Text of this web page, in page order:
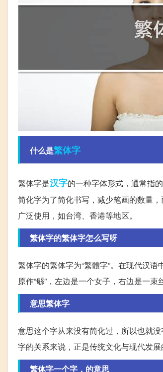
什么是繁体字
繁体字是汉字的一种字体形式，通常指
简化字为了简化书写，减少笔画的数量
广泛使用，如台湾、香港等地区。
繁体字的繁体字怎么写呀
繁体字的繁体字为“繁體字”。在现代汉
原作“緐”，左边是一个女子，右边是一
意思繁体字
意思这个字从来没有简化过，所以也就
字的关系来说，正是传统文化与现代发展
繁体字一个字，的意思